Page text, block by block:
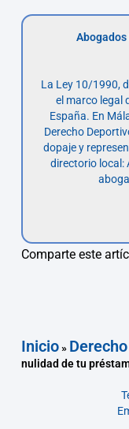
La Ley 10/1990,
el marco legal
España. En
Derecho
dopaje y
directorio local:
Comparte este
Inicio»
nulidad de tu